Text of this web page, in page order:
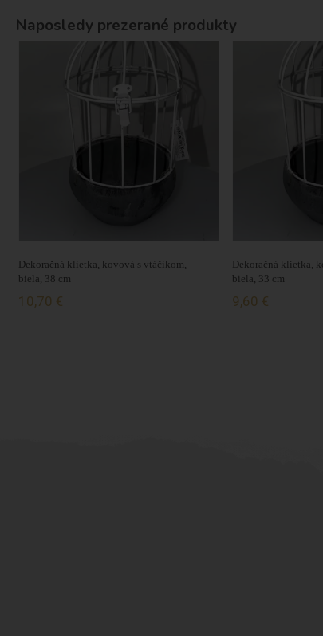
Naposledy prezerané produkty
Dekoračná klietka, kovová s vtáčikom,
biela, 38 cm
10,70 €
Dekoračná klietka,
biela, 33 cm
9,60 €